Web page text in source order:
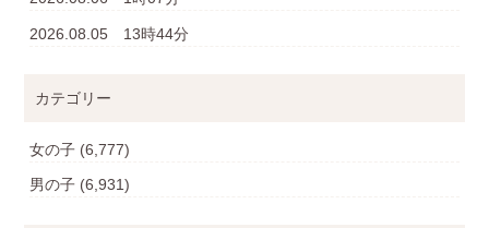
2026.08.05 13時44分
カテゴリー
女の子 (6,777)
男の子 (6,931)